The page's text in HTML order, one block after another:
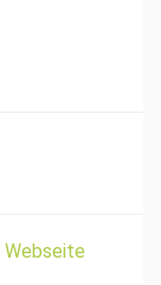
Webseite